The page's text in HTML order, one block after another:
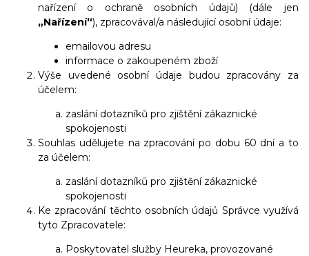
nařízení o ochraně osobních údajů) (dále jen
„Nařízení“), zpracovával/a následující osobní údaje:
emailovou adresu
informace o zakoupeném zboží
Výše uvedené osobní údaje budou zpracovány za
účelem:
zaslání dotazníků pro zjištění zákaznické
spokojenosti
Souhlas udělujete na zpracování po dobu 60 dní a to
za účelem:
zaslání dotazníků pro zjištění zákaznické
spokojenosti
Ke zpracování těchto osobních údajů Správce využívá
tyto Zpracovatele:
Poskytovatel služby Heureka, provozované